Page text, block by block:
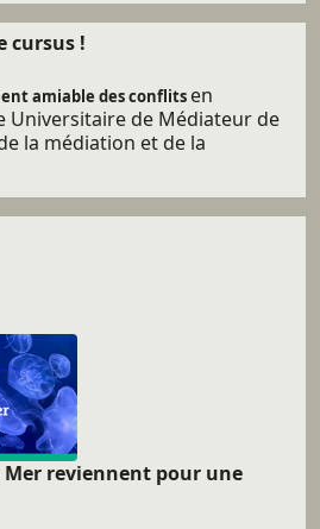
cursus !
amiable des conflits en
Universitaire de Médiateur de
la médiation et de la
Mer reviennent pour une